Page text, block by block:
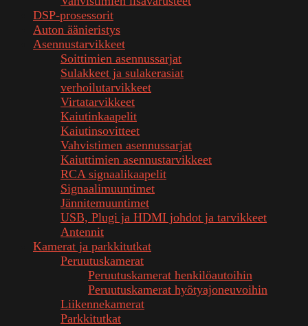
DSP-prosessorit
Auton äänieristys
Asennustarvikkeet
Soittimien asennussarjat
Sulakkeet ja sulakerasiat
verhoilutarvikkeet
Virtatarvikkeet
Kaiutinkaapelit
Kaiutinsovitteet
Vahvistimen asennussarjat
Kaiuttimien asennustarvikkeet
RCA signaalikaapelit
Signaalimuuntimet
Jännitemuuntimet
USB, Plugi ja HDMI johdot ja tarvikkeet
Antennit
Kamerat ja parkkitutkat
Peruutuskamerat
Peruutuskamerat henkilöautoihin
Peruutuskamerat hyötyajoneuvoihin
Liikennekamerat
Parkkitutkat